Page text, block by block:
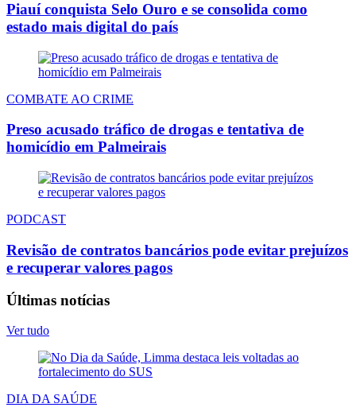
Piauí conquista Selo Ouro e se consolida como
estado mais digital do país
COMBATE AO CRIME
Preso acusado tráfico de drogas e tentativa de
homicídio em Palmeirais
PODCAST
Revisão de contratos bancários pode evitar prejuízos
e recuperar valores pagos
Últimas notícias
Ver tudo
DIA DA SAÚDE